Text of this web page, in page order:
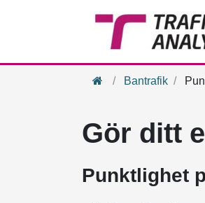
HemBantrafik
Gör ditt
Punktlighet